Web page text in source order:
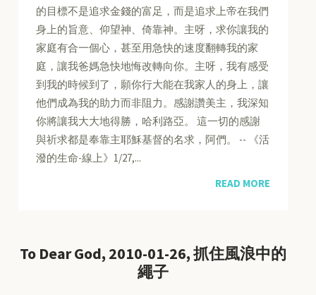
的目標不是追求金錢的富足，而是追求上帝在我們
身上的旨意、仰望神、倚靠神。主呀，求你讓我的
家庭有合一個心，甚至用急快的速度翻轉我的家
庭，讓我爸媽急快地悔改轉向你。主呀，我有感受
到我的時候到了，願你行大能在我家人的身上，讓
他們成為我的助力而非阻力。感謝讚美主，我深知
你將讓我大大地得勝，哈利路亞。 這一切的感謝
與祈求都是奉靠主耶穌基督的名求，阿們。 -- 《活
潑的生命-線上》1/27,...
READ MORE
To Dear God, 2010-01-26, 抓住風浪中的
繩子